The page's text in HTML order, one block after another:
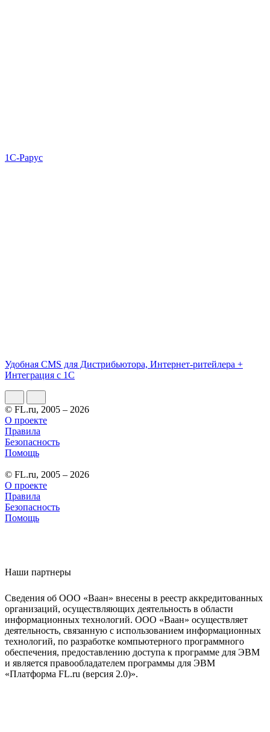
1С-Рарус
Удобная CMS для Дистрибьютора, Интернет-ритейлера +
Интеграция с 1С
© FL.ru, 2005 – 2026
О проекте
Правила
Безопасность
Помощь
© FL.ru, 2005 – 2026
О проекте
Правила
Безопасность
Помощь
Наши партнеры
Сведения об ООО «Ваан» внесены в реестр аккредитованных
организаций, осуществляющих деятельность в области
информационных технологий. ООО «Ваан» осуществляет
деятельность, связанную с использованием информационных
технологий, по разработке компьютерного программного
обеспечения, предоставлению доступа к программе для ЭВМ
и является правообладателем программы для ЭВМ
«Платформа FL.ru (версия 2.0)».